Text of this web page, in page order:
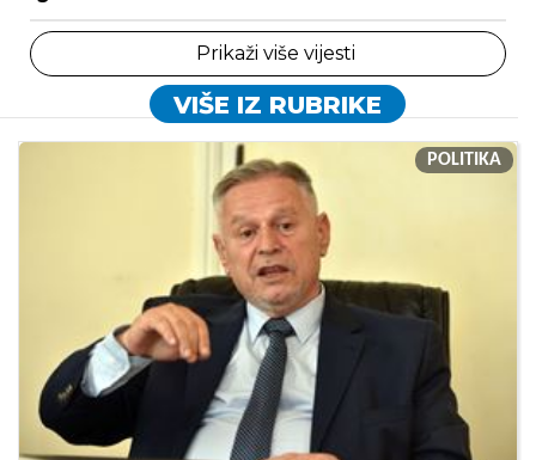
Prikaži više vijesti
VIŠE IZ RUBRIKE
POLITIKA